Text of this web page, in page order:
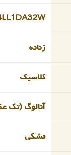
زنانه
کلاسیک
آنالوگ (تک
مشکی